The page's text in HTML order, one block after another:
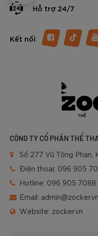
Hỗ trợ 24/7
Kết nối:
CÔNG TY CỔ PHẦN THỂ
Số 277 Vũ Tông Phan,
Điện thoại: 096 905
Hotline: 096 905 7088
Email: admin@zocker.vn
Website: zocker.vn